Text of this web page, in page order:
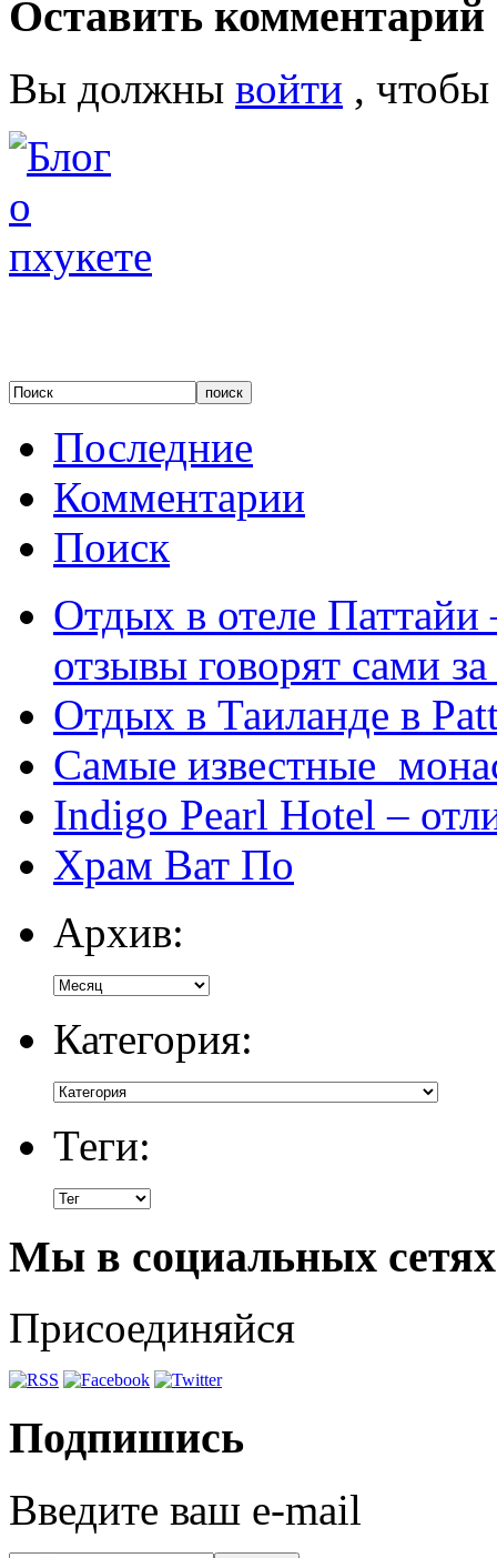
Оставить комментарий
Вы должны войти ,
Последние
Комментарии
Поиск
Отдых в отеле
отзывы говорят сами за
Отдых в Таиланде в
Самые известные
Indigo Pearl Hotel –
Храм Ват По
Архив:
Категория:
Теги:
Мы в социальных сетях
Присоединяйся
Подпишись
Введите ваш e-mail